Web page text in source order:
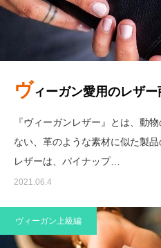
ヴィーガン愛用のレザ
『ヴィーガンレザー』とは、動
ない、革のような素材に似た製
レザーは、パイナップ…
2021.06.4
ヴィーガン上級編